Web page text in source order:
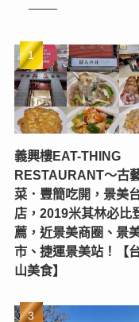
義興樓EAT-THING
RESTAURANT〜古
菜．豐簡吃開，景美
店，2019米其林必比
薦，近景美商圈、景
市、捷運景美站！【
山美食】